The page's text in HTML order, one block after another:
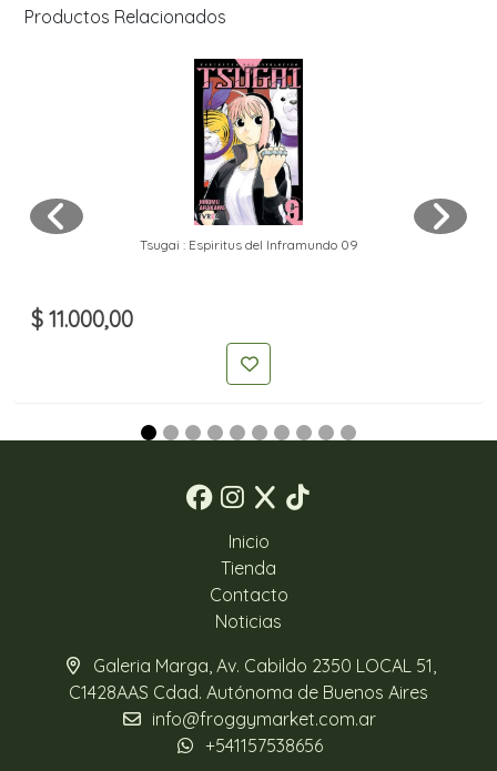
Productos Relacionados
Tsugai : Espiritus del Inframundo 09
$ 11.000,00
Inicio
Tienda
Contacto
Noticias
Galeria Marga, Av. Cabildo 2350 LOCAL 51,
C1428AAS Cdad. Autónoma de Buenos Aires
info@froggymarket.com.ar
+541157538656